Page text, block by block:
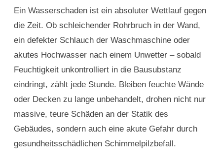
Ein Wasserschaden ist ein absoluter Wettlauf gegen
die Zeit. Ob schleichender Rohrbruch in der Wand,
ein defekter Schlauch der Waschmaschine oder
akutes Hochwasser nach einem Unwetter – sobald
Feuchtigkeit unkontrolliert in die Bausubstanz
eindringt, zählt jede Stunde. Bleiben feuchte Wände
oder Decken zu lange unbehandelt, drohen nicht nur
massive, teure Schäden an der Statik des
Gebäudes, sondern auch eine akute Gefahr durch
gesundheitsschädlichen Schimmelpilzbefall.